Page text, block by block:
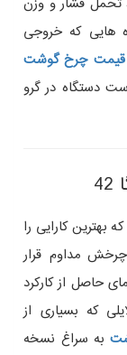
تحمل فشار و وزن
هایی که خروجی
قیمت چرخ گوشت
دستگاه در گرو
کارایی را
مداوم قرار
حاصل از کارکرد
که بسیاری از
به سراغ نسخه